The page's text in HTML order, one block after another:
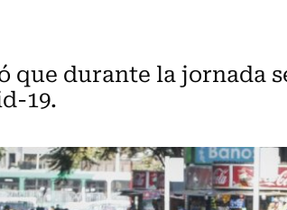
que durante la jornada
19.